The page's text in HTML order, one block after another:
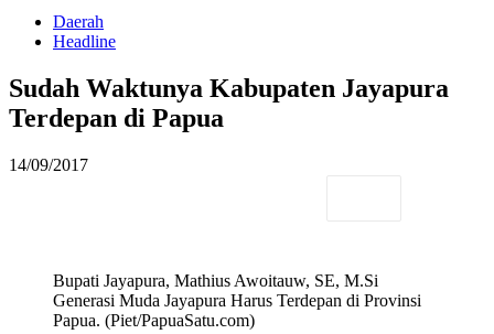
Daerah
Headline
Sudah Waktunya Kabupaten Jayapura
Terdepan di Papua
14/09/2017
Bupati Jayapura, Mathius Awoitauw, SE, M.Si
Generasi Muda Jayapura Harus Terdepan di Provinsi
Papua. (Piet/PapuaSatu.com)